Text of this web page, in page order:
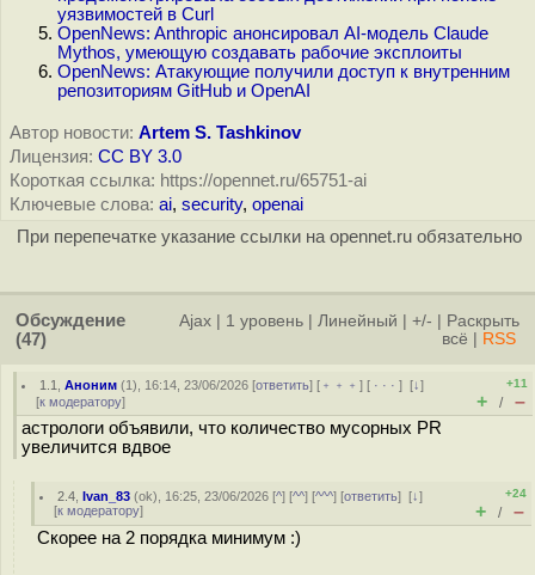
уязвимостей в Curl
OpenNews: Anthropic анонсировал AI-модель Claude
Mythos, умеющую создавать рабочие эксплоиты
OpenNews: Атакующие получили доступ к внутренним
репозиториям GitHub и OpenAI
Автор новости: Artem S. Tashkinov
Лицензия: CC BY 3.0
Короткая ссылка: https://opennet.ru/65751-ai
Ключевые слова: ai, security, openai
При перепечатке указание ссылки на opennet.ru обязательно
Обсуждение
(47)
Ajax 1 уровень Линейный +/-
Раскрыть
всё
RSS
1.1 ,Аноним (1), 16:14, 23/06/2026 [ответить] [ ﹢﹢﹢] [ · · ·][↓]
[к модератору]
+11
+ / –
астрологи объявили, что количество мусорных PR
увеличится вдвое
2.4 ,Ivan_83 (ok), 16:25, 23/06/2026 [^] [^^] [^^^] [ответить][↓]
[к модератору]
+24
+ / –
Скорее на 2 порядка минимум :)